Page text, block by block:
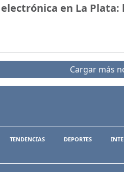
en La
Cargar más
TENDENCIAS DEPORTES